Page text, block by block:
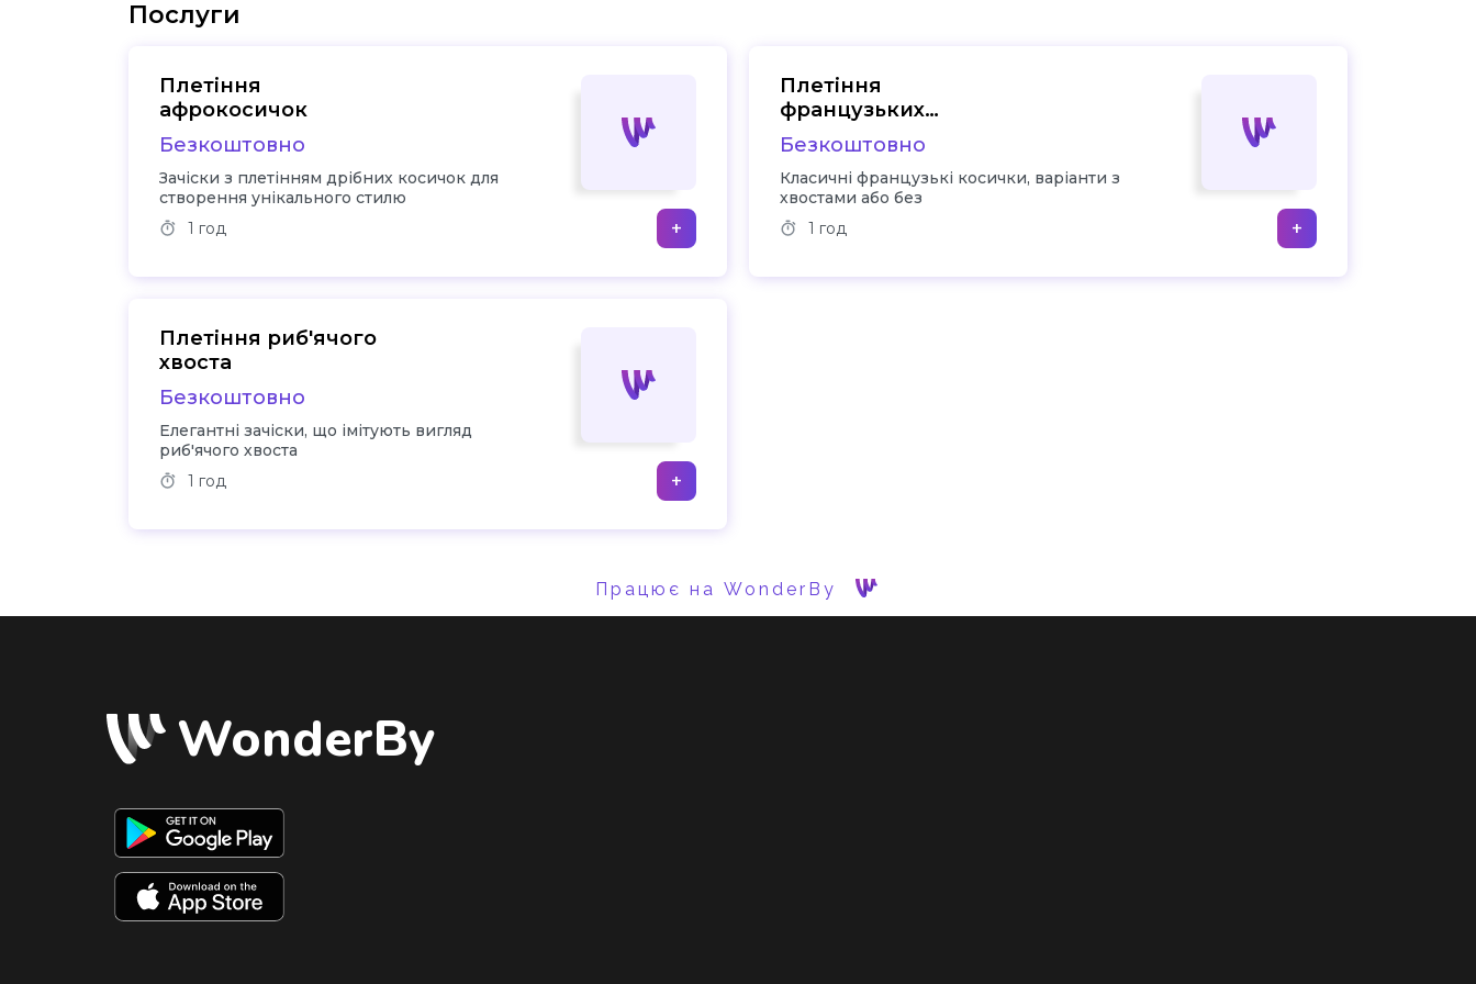
Послуги
Плетіння
афрокосичок
Безкоштовно
Зачіски з плетінням дрібних косичок для
створення унікального стилю
1 год
+
Плетіння
французьких
косичок
Безкоштовно
Класичні французькі косички, варіанти з
хвостами або без
1 год
+
Плетіння риб'ячого
хвоста
Безкоштовно
Елегантні зачіски, що імітують вигляд
риб'ячого хвоста
1 год
+
Працює на WonderBy
WonderBy